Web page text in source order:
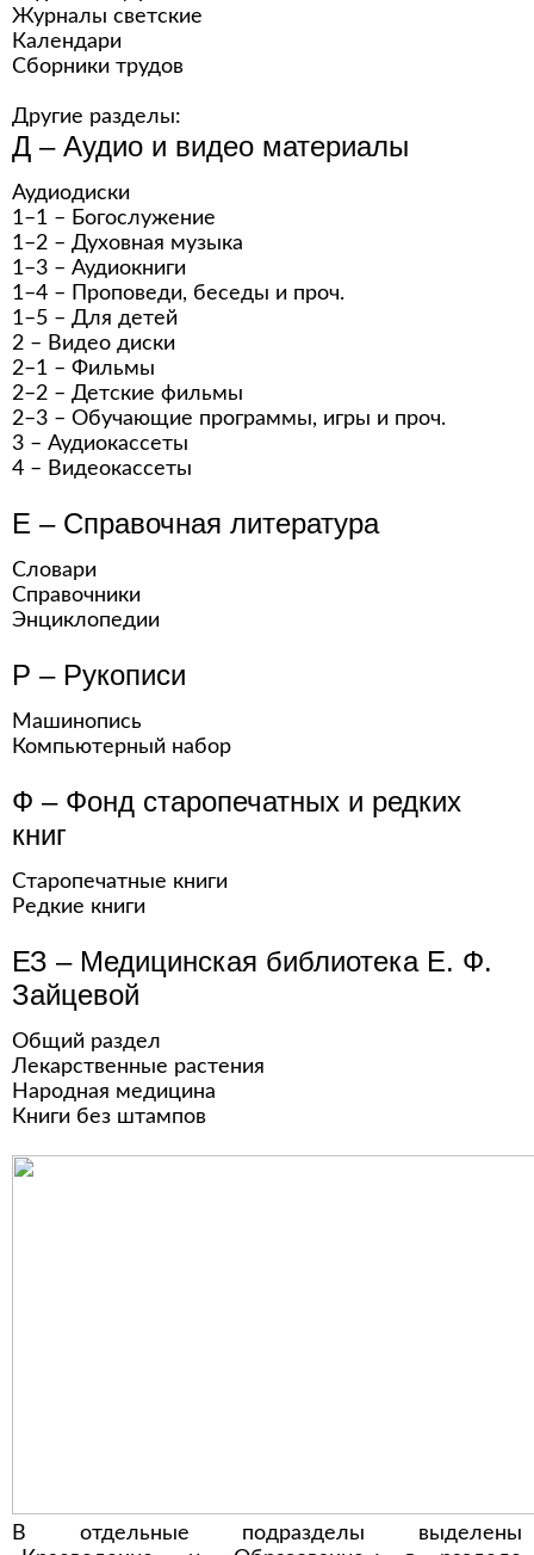
Журналы светские
Календари
Сборники трудов
Другие разделы:
Д – Аудио и видео материалы
Аудиодиски
1–1 – Богослужение
1–2 – Духовная музыка
1–3 – Аудиокниги
1–4 – Проповеди, беседы и проч.
1–5 – Для детей
2 – Видео диски
2–1 – Фильмы
2–2 – Детские фильмы
2–3 – Обучающие программы, игры и проч.
3 – Аудиокассеты
4 – Видеокассеты
Е – Справочная литература
Словари
Справочники
Энциклопедии
Р – Рукописи
Машинопись
Компьютерный набор
Ф – Фонд старопечатных и редких
книг
Старопечатные книги
Редкие книги
ЕЗ – Медицинская библиотека Е. Ф.
Зайцевой
Общий раздел
Лекарственные растения
Народная медицина
Книги без штампов
В отдельные подразделы выделены